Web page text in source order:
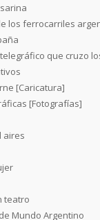
los ferrocarriles
que cruzo
[Caricatura]
[Fotografías]
aires
teatro
Mundo Argentino